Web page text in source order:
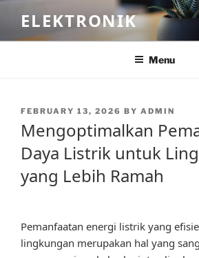
content
ELEKTRONIK
Menu
POSTED
FEBRUARY 13, 2026 BY ADMIN
Mengoptimalkan
Daya Listrik untuk
yang Lebih Ramah
Pemanfaatan energi listrik yang
lingkungan merupakan hal yang